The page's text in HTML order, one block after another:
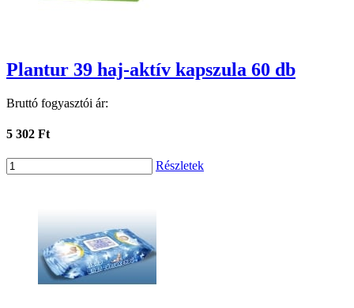
Plantur 39 haj-aktív kapszula 60 db
Bruttó fogyasztói ár:
5 302 Ft
Részletek